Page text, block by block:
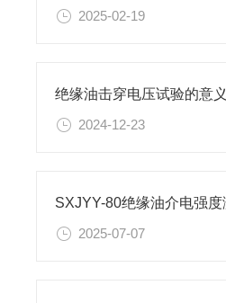
2025-02-19
绝缘油击穿电压试验的意义
2024-12-23
2025-07-07